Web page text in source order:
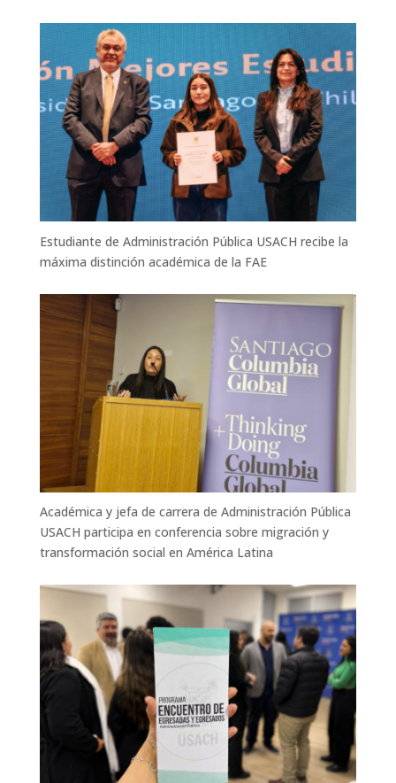
Estudiante de Administración Pública USACH recibe la
máxima distinción académica de la FAE
Académica y jefa de carrera de Administración Pública
USACH participa en conferencia sobre migración y
transformación social en América Latina